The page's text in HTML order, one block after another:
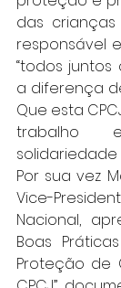
das crianças
responsável
“todos
a diferença
Que esta
trabalho
solidariedade
Por sua vez
Vice-
Nacional,
Boas
Proteção de